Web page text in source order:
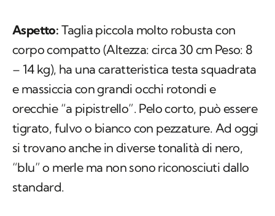
Aspetto: Taglia piccola molto robusta con
corpo compatto (Altezza: circa 30 cm Peso: 8
– 14 kg), ha una caratteristica testa squadrata
e massiccia con grandi occhi rotondi e
orecchie “a pipistrello”. Pelo corto, può essere
tigrato, fulvo o bianco con pezzature. Ad oggi
si trovano anche in diverse tonalità di nero,
“blu” o merle ma non sono riconosciuti dallo
standard.